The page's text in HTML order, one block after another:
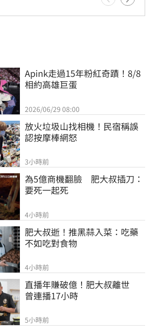
Apink走過15年粉紅奇蹟！8/8
相約高雄巨蛋
2026/06/29 08:00
放火垃圾山找相機！民宿稱誤
認按摩棒網怒
3小時前
為5億商機翻臉　肥大叔插刀：
要死一起死
4小時前
肥大叔逝！推黑蒜入菜：吃藥
不如吃對食物
4小時前
直播年賺破億！肥大叔離世
曾連播17小時
5小時前